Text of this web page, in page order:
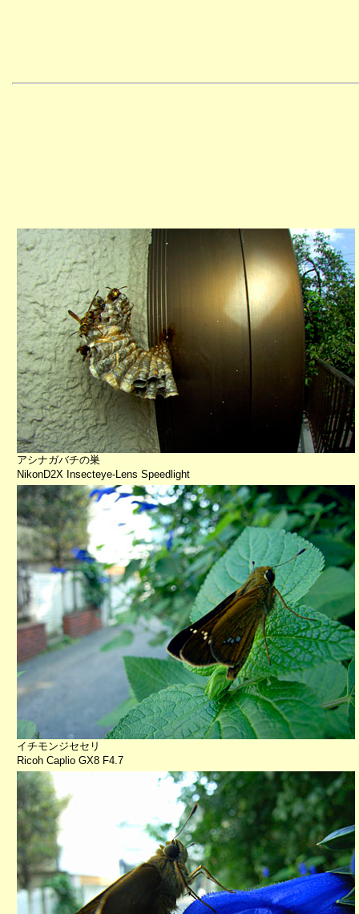
アシナガバチの巣
NikonD2X Insecteye-Lens Speedlight
イチモンジセセリ
Ricoh Caplio GX8 F4.7